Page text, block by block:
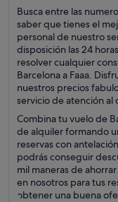
Busca entre las
saber que tienes el
personal de nuestro
disposición las 24
resolver cualquier
Barcelona a Faaa.
nuestros precios
servicio de atención al
Combina tu vuelo de
de alquiler formando
reservas con
podrás conseguir
mil maneras de
en nosotros para tus
obtener una buena